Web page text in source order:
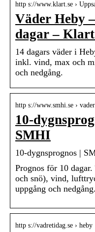
http s://www.klart.se ›
Väder Heby
dagar –
14 dagars väder i
inkl. vind, max och
och nedgång.
http s://www.smhi.se ›
10-
SMHI
10-dygnsprognos |
Prognos för 10
och snö), vind,
uppgång och nedgång.
http s://vadretidag.se › heby